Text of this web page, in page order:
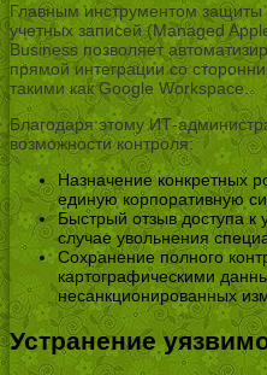
Главным инструментом
учетных записей (Managed
Business позволяет
прямой интеграции со
такими как Google Workspace.
Благодаря этому ИТ-
возможности контроля:
Назначение конкретных
единую корпоративную
Быстрый отзыв доступа к
случае увольнения
Сохранение полного
картографическими
несанкционированных
Устранение